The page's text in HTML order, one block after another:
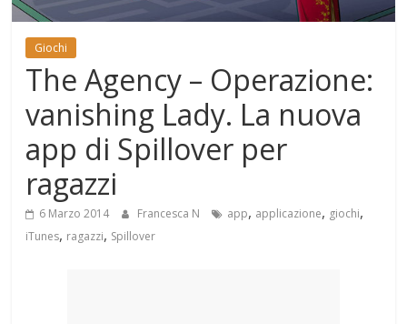
Mondo
Giochi
The Agency – Operazione:
vanishing Lady. La nuova
app di Spillover per
ragazzi
6 Marzo 2014 Francesca N app, applicazione, giochi,
iTunes, ragazzi, Spillover